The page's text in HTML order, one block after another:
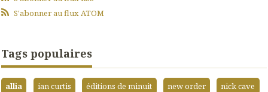
S'abonner au flux ATOM
Tags populaires
allia ian curtis éditions de minuit new order
nick cave